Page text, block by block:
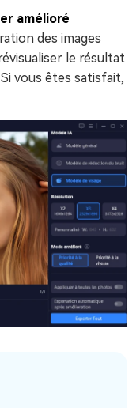
amélioré
des images
le résultat
vous êtes satisfait,